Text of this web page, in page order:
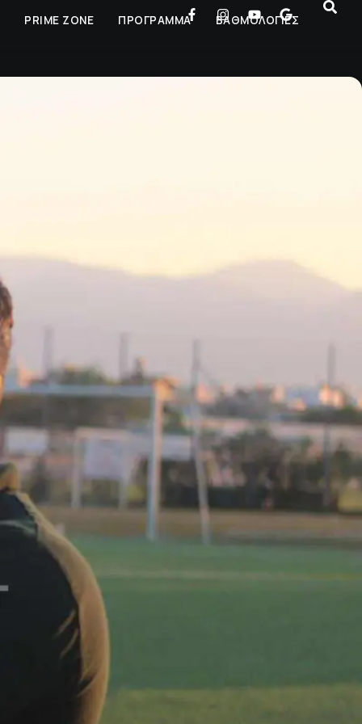
PRIME ZONE ΠΡΟΓΡΑΜΜΑ ΒΑΘΜΟΛΟΓΙΕΣ